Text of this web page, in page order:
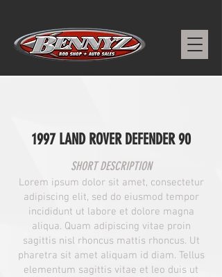
1997 LAND ROVER DEFENDER 90
SHORT DESCRIPTION
Lorem ipsum dolor sit amet, consectetur
adipiscing elit, sed do eiusmod tempor
incididunt ut labore et dolore magna
aliqua. Quam adipiscing vitae proin
sagittis nisl rhoncus mattis rhoncus. Ut
pharetra sit amet aliquam id diam. Tellus
elementum sagittis vitae et leo duis ut